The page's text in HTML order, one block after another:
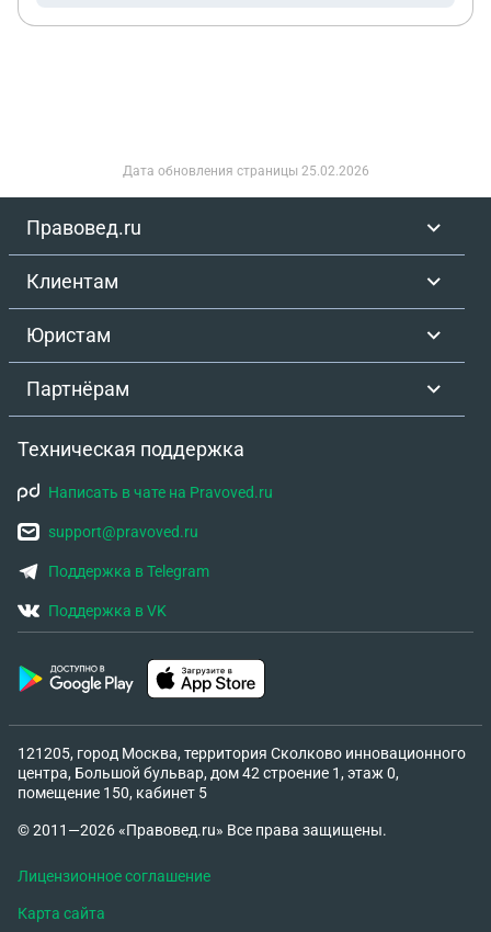
Дата обновления страницы 25.02.2026
Правовед.ru
Клиентам
Юристам
Партнёрам
Техническая поддержка
Написать в чате на Pravoved.ru
support@pravoved.ru
Поддержка в Telegram
Поддержка в VK
121205, город Москва, территория Сколково инновационного
центра, Большой бульвар, дом 42 строение 1, этаж 0,
помещение 150, кабинет 5
© 2011—2026 «Правовед.ru» Все права защищены.
Лицензионное соглашение
Карта сайта